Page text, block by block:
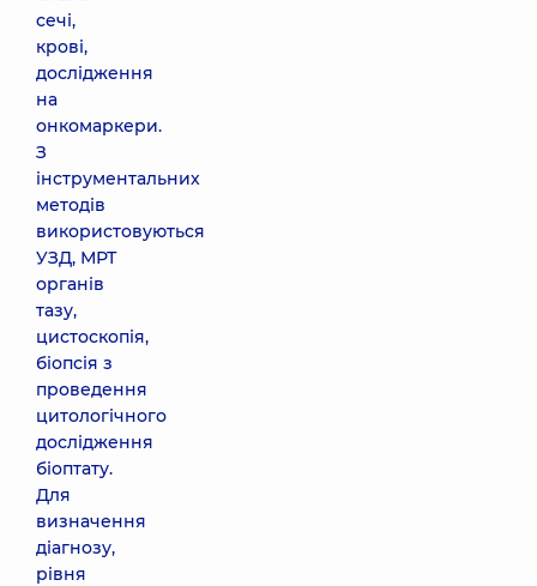
сечі,
крові,
дослідження
на
онкомаркери.
З
інструментальних
методів
використовуються
УЗД, МРТ
органів
тазу,
цистоскопія,
біопсія з
проведення
цитологічного
дослідження
біоптату.
Для
визначення
діагнозу,
рівня